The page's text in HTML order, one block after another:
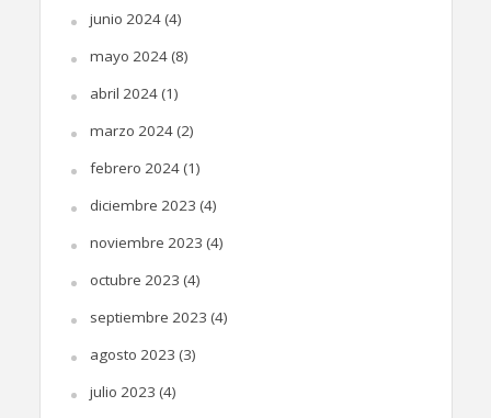
junio 2024(4)
mayo 2024(8)
abril 2024(1)
marzo 2024(2)
febrero 2024(1)
diciembre 2023 (4)
noviembre 2023 (4)
octubre 2023 (4)
septiembre 2023 (4)
agosto 2023 (3)
julio 2023 (4)